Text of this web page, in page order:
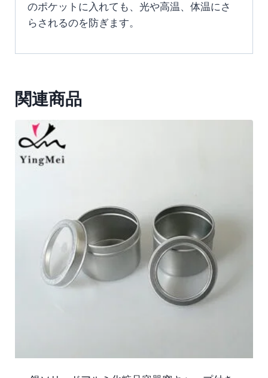
のポケットに入れても、光や高温、体温にさ
らされるのを防ぎます。
関連商品